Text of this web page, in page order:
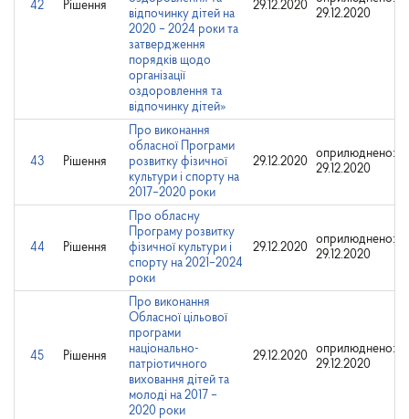
42 Рішення
відпочинку дітей на
2020 – 2024 роки та
затвердження
порядків щодо
організації
оздоровлення та
відпочинку дітей»
29.12.2020
29.12.2020
43 Рішення
Про виконання
обласної Програми
розвитку фізичної
культури і спорту на
2017–2020 роки
29.12.2020
оприлюднено:
29.12.2020
44 Рішення
Про обласну
Програму розвитку
фізичної культури і
спорту на 2021–2024
роки
29.12.2020
оприлюднено:
29.12.2020
45 Рішення
Про виконання
Обласної цільової
програми
національно-
патріотичного
виховання дітей та
молоді на 2017 –
2020 роки
29.12.2020
оприлюднено:
29.12.2020